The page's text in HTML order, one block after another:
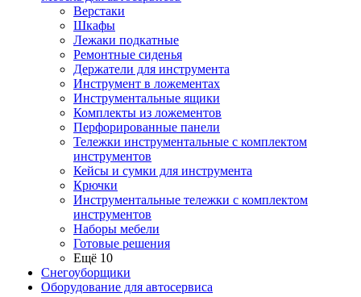
Верстаки
Шкафы
Лежаки подкатные
Ремонтные сиденья
Держатели для инструмента
Инструмент в ложементах
Инструментальные ящики
Комплекты из ложементов
Перфорированные панели
Тележки инструментальные с комплектом
инструментов
Кейсы и сумки для инструмента
Крючки
Инструментальные тележки с комплектом
инструментов
Наборы мебели
Готовые решения
Ещё 10
Снегоуборщики
Оборудование для автосервиса